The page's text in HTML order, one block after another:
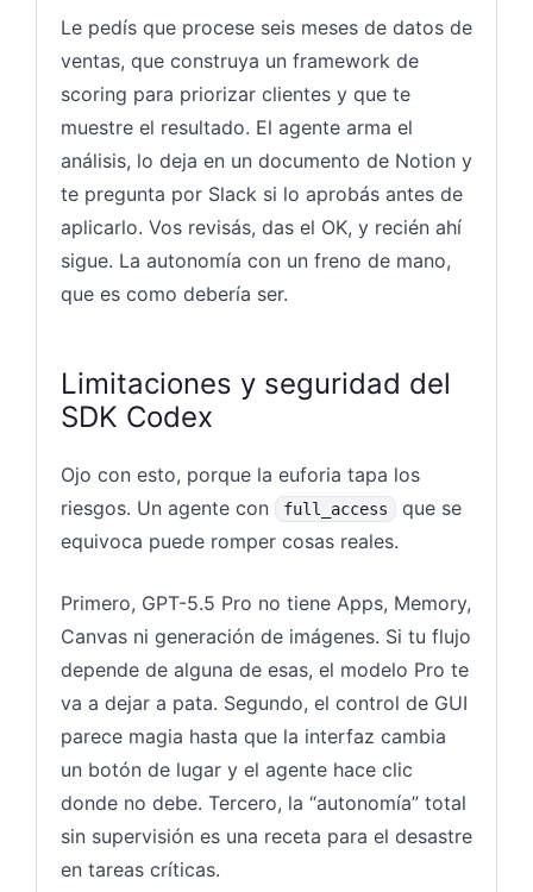
Le pedís que procese seis meses de datos de
ventas, que construya un framework de
scoring para priorizar clientes y que te
muestre el resultado. El agente arma el
análisis, lo deja en un documento de Notion y
te pregunta por Slack si lo aprobás antes de
aplicarlo. Vos revisás, das el OK, y recién ahí
sigue. La autonomía con un freno de mano,
que es como debería ser.
Limitaciones y seguridad del
SDK Codex
Ojo con esto, porque la euforia tapa los
riesgos. Un agente con
full_access
que se
equivoca puede romper cosas reales.
Primero, GPT-5.5 Pro no tiene Apps, Memory,
Canvas ni generación de imágenes. Si tu flujo
depende de alguna de esas, el modelo Pro te
va a dejar a pata. Segundo, el control de GUI
parece magia hasta que la interfaz cambia
un botón de lugar y el agente hace clic
donde no debe. Tercero, la “autonomía” total
sin supervisión es una receta para el desastre
en tareas críticas.